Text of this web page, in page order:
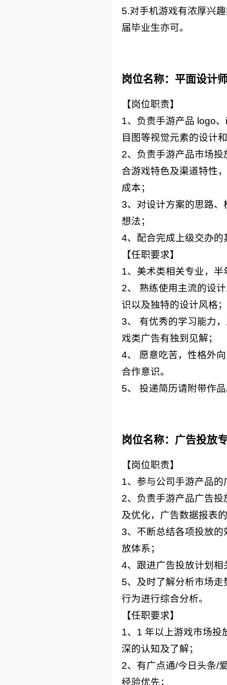
5.对手机游戏有浓厚兴
届毕业生亦可。
岗位名称：平面设计
【岗位职责】
1、负责手游产品 logo
目图等视觉元素的设计
2、负责手游产品市场
合游戏特色及渠道特性
成本；
3、对设计方案的思路
想法；
4、配合完成上级交办的
【任职要求】
1、美术类相关专业，
2、 熟练使用主流的设
识以及独特的设计风格
3、 有优秀的学习能力
戏类广告有独到见解；
4、 愿意吃苦，性格外
合作意识。
5、 投递简历请附带作
岗位名称：广告投放
【岗位职责】
1、参与公司手游产品
2、负责手游产品广告
及优化，广告数据报表
3、不断总结各项投放
放体系；
4、跟进广告投放计划
5、及时了解分析市场
行为进行综合分析。
【任职要求】
1、1 年以上游戏市场投
深的认知及了解；
2、有广点通/今日头条/
经验优先；